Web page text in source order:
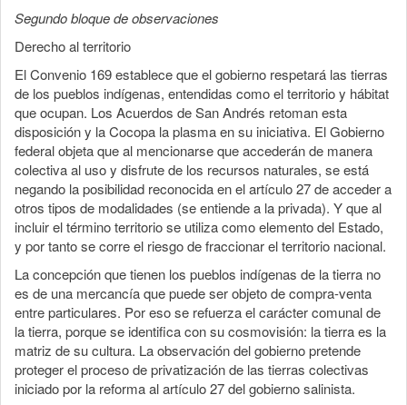
Segundo bloque de observaciones
Derecho al territorio
El Convenio 169 establece que el gobierno respetará las tierras
de los pueblos indígenas, entendidas como el territorio y hábitat
que ocupan. Los Acuerdos de San Andrés retoman esta
disposición y la Cocopa la plasma en su iniciativa. El Gobierno
federal objeta que al mencionarse que accederán de manera
colectiva al uso y disfrute de los recursos naturales, se está
negando la posibilidad reconocida en el artículo 27 de acceder a
otros tipos de modalidades (se entiende a la privada). Y que al
incluir el término territorio se utiliza como elemento del Estado,
y por tanto se corre el riesgo de fraccionar el territorio nacional.
La concepción que tienen los pueblos indígenas de la tierra no
es de una mercancía que puede ser objeto de compra-venta
entre particulares. Por eso se refuerza el carácter comunal de
la tierra, porque se identifica con su cosmovisión: la tierra es la
matriz de su cultura. La observación del gobierno pretende
proteger el proceso de privatización de las tierras colectivas
iniciado por la reforma al artículo 27 del gobierno salinista.